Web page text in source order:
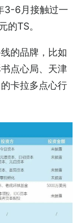
3-6月接触过一
的TS。
的品牌，比如
点心局、天津
卡拉多点心行